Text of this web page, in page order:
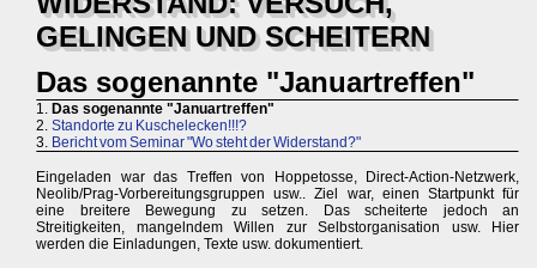
GELINGEN UND SCHEITERN
Das sogenannte "Januartreffen"
1. Das sogenannte "Januartreffen"
2. Standorte zu Kuschelecken!!!?
3. Bericht vom Seminar "Wo steht der Widerstand?"
Eingeladen war das Treffen von Hoppetosse, Direct-Action-Netzwerk,
Neolib/Prag-Vorbereitungsgruppen usw.. Ziel war, einen Startpunkt für
eine breitere Bewegung zu setzen. Das scheiterte jedoch an
Streitigkeiten, mangelndem Willen zur Selbstorganisation usw. Hier
werden die Einladungen, Texte usw. dokumentiert.